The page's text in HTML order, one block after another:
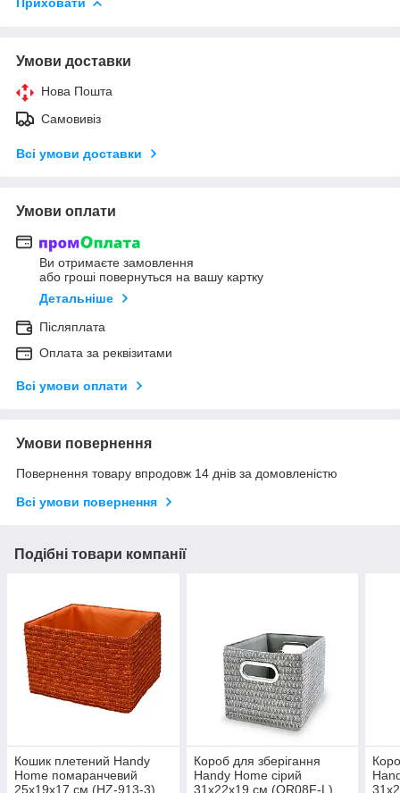
Умови доставки
Нова Пошта
Самовивіз
Всі умови доставки
Умови оплати
Ви отримаєте замовлення
або гроші повернуться на вашу картку
Детальніше
Післяплата
Оплата за реквізитами
Всі умови оплати
Умови повернення
Повернення товару впродовж 14 днів за домовленістю
Всі умови повернення
Подібні товари компанії
Кошик плетений Handy
Home помаранчевий
25х19х17 см (HZ-913-3)
Короб для зберігання
Handy Home сірий
31x22x19 см (QR08F-L)